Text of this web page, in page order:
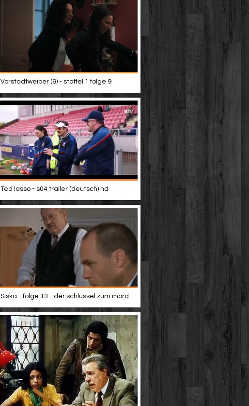
Vorstadtweiber (9) - staffel 1 folge 9
Ted lasso - s04 trailer (deutsch) hd
Siska - folge 13 - der schlüssel zum mord